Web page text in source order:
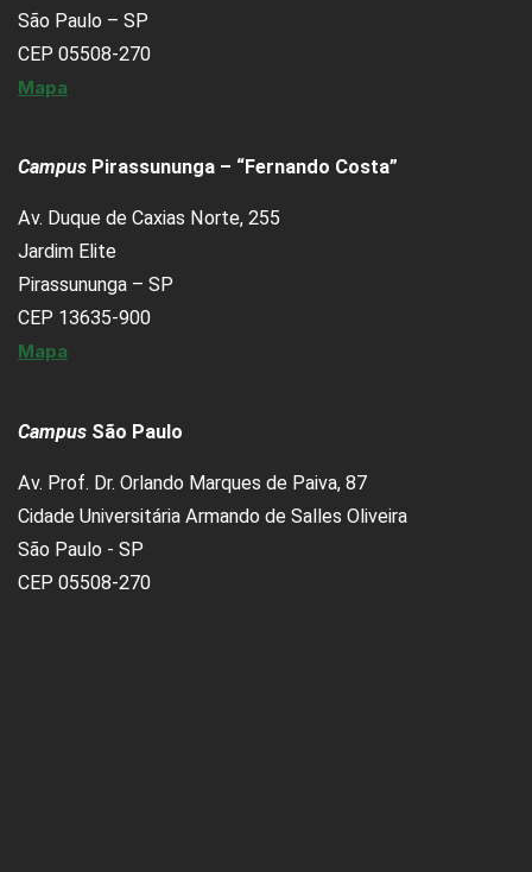
São Paulo – SP
CEP 05508-270
Mapa
Campus Pirassununga – “Fernando Costa”
Av. Duque de Caxias Norte, 255
Jardim Elite
Pirassununga – SP
CEP 13635-900
Mapa
Campus São Paulo
Av. Prof. Dr. Orlando Marques de Paiva, 87
Cidade Universitária Armando de Salles Oliveira
São Paulo - SP
CEP 05508-270